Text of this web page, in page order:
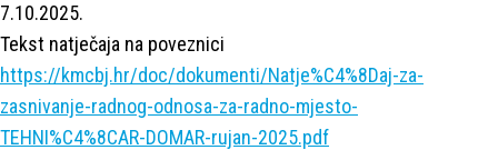
7.10.2025.
Tekst natječaja na poveznici
https://kmcbj.hr/doc/dokumenti/Natje%C4%8Daj-za-
zasnivanje-radnog-odnosa-za-radno-mjesto-
TEHNI%C4%8CAR-DOMAR-rujan-2025.pdf